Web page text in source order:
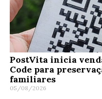
PostVita inicia
Code para
familiares
05/08/2026